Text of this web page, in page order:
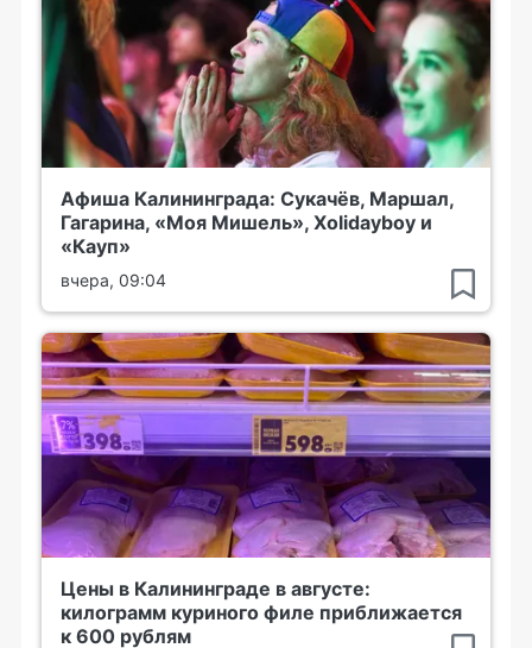
Афиша Калининграда: Сукачёв, Маршал,
Гагарина, «Моя Мишель», Xolidayboy и
«Кауп»
вчера, 09:04
Цены в Калининграде в августе:
килограмм куриного филе приближается
к 600 рублям